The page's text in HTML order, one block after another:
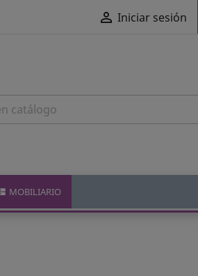
 Iniciar sesión
MOBILIARIO